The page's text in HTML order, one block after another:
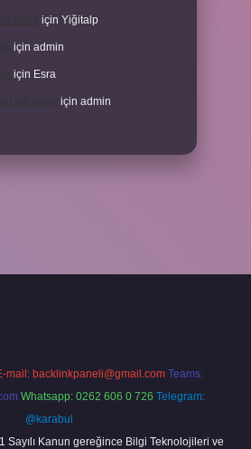
için Yiğitalp
için admin
için Esra
için admin
mail: backlinkpaneli@gmail.com Teams:
Whatsapp: 0262 606 0 726 Telegram:
@karabul
Sayılı Kanun gereğince Bilgi Teknolojileri ve